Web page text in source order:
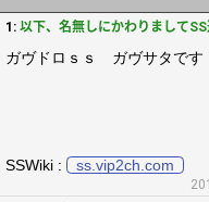
1: 以下、名無しにかわりまして
ガヴドロｓｓ ガヴサタです
SSWiki : ss.vip2ch.com